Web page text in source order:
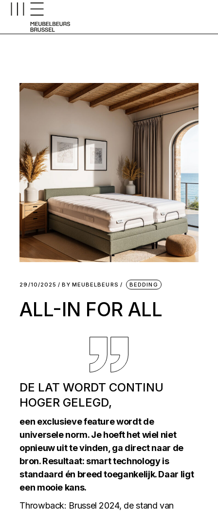
29/10/2025 BY MEUBELBEURS BEDDING
ALL-IN FOR ALL
DE LAT WORDT CONTINU
HOGER GELEGD,
een exclusieve feature wordt de
universele norm. Je hoeft het wiel niet
opnieuw uit te vinden, ga direct naar de
bron. Resultaat: smart technology is
standaard én breed toegankelijk. Daar ligt
een mooie kans.
Throwback: Brussel 2024, de stand van